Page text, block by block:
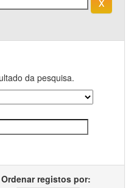
da pesquisa.
Ordenar registos por: